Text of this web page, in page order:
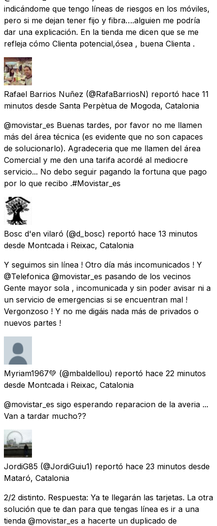
indicándome que tengo líneas de riesgos en los móviles,
pero si me dejan tener fijo y fibra….alguien me podría
dar una explicación. En la tienda me dicen que se me
refleja cómo Clienta potencial,ósea , buena Clienta .
Rafael Barrios Nuñez (@RafaBarriosN) reportó hace 11
minutos desde Santa Perpètua de Mogoda, Catalonia
@movistar_es Buenas tardes, por favor no me llamen
más del área técnica (es evidente que no son capaces
de solucionarlo). Agradeceria que me llamen del área
Comercial y me den una tarifa acordé al mediocre
servicio... No debo seguir pagando la fortuna que pago
por lo que recibo .#Movistar_es
Bosc d'en vilaró (@d_bosc) reportó hace 13 minutos
desde Montcada i Reixac, Catalonia
Y seguimos sin línea ! Otro día más incomunicados ! Y
@Telefonica @movistar_es pasando de los vecinos
Gente mayor sola , incomunicada y sin poder avisar ni a
un servicio de emergencias si se encuentran mal !
Vergonzoso ! Y no me digáis nada más de privados o
nuevos partes !
Myriam1967💚 (@mbaldellou) reportó hace 22 minutos
desde Montcada i Reixac, Catalonia
@movistar_es sigo esperando reparacion de la averia ...
Van a tardar mucho??
JordiG85 (@JordiGuiu1) reportó hace 23 minutos desde
Mataró, Catalonia
2/2 distinto. Respuesta: Ya te llegarán las tarjetas. La otra
solución que te dan para que tengas línea es ir a una
tienda @movistar_es a hacerte un duplicado de